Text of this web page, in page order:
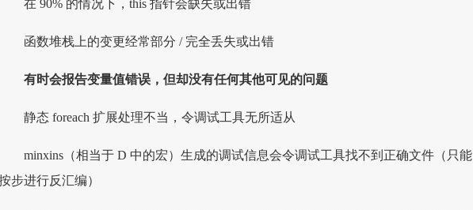
在 90% 的情况下，this 指针会缺失或出错
函数堆栈上的变更经常部分 / 完全丢失或出错
有时会报告变量值错误，但却没有任何其他可见的问题
静态 foreach 扩展处理不当，令调试工具无所适从
minxins（相当于 D 中的宏）生成的调试信息会令调试工具找不到正确文件（只能
步进行反汇编）